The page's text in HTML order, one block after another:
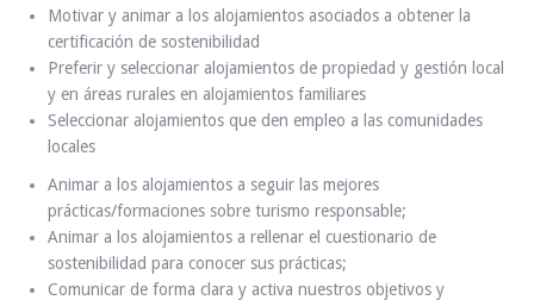
Motivar y animar a los alojamientos asociados a obtener la
certificación de sostenibilidad
Preferir y seleccionar alojamientos de propiedad y gestión local
y en áreas rurales en alojamientos familiares
Seleccionar alojamientos que den empleo a las comunidades
locales
Animar a los alojamientos a seguir las mejores
prácticas/formaciones sobre turismo responsable;
Animar a los alojamientos a rellenar el cuestionario de
sostenibilidad para conocer sus prácticas;
Comunicar de forma clara y activa nuestros objetivos y